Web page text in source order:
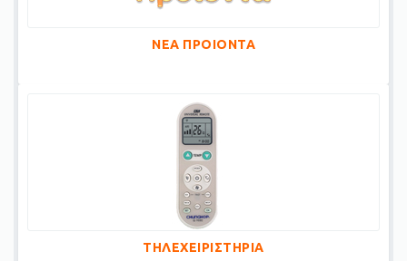
ΝΕΑ ΠΡΟΙΟΝΤΑ
ΤΗΛΕΧΕΙΡΙΣΤΗΡΙΑ